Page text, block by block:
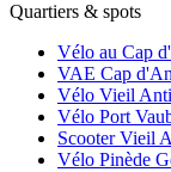
Quartiers & spots
Vélo au Cap
VAE Cap
Vélo Vieil
Vélo Port
Scooter Vieil
Vélo Pinède